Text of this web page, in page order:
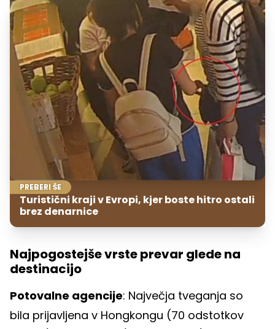
PREBERI ŠE
Turistični kraji v Evropi, kjer boste hitro ostali
brez denarnice
Najpogostejše vrste prevar glede na
destinacijo
Potovalne agencije: Največja tveganja so
bila prijavljena v Hongkongu (70 odstotkov